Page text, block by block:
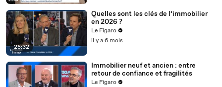
25:32
Quelles sont les clés de l’immobilier
en 2026 ?
Le Figaro
il y a 6 mois
Immobilier neuf et ancien : entre
retour de confiance et fragilités
Le Figaro